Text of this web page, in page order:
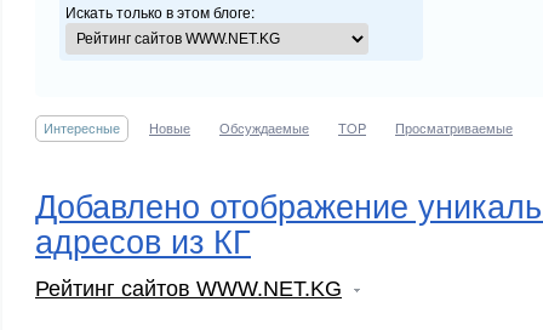
Искать только в этом блоге:
Интересные Новые Обсуждаемые TOP Просматриваемые
Добавлено отображение
адресов из КГ
Рейтинг сайтов WWW.NET.KG